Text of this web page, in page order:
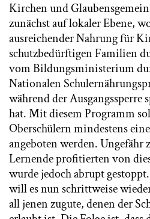
Kirchen und
zunächst auf lokaler Ebene,
ausreichender Nahrung für
schutzbedürftigen Familien
vom Bildungsministerium
Nationalen
während der Ausgangssperre
hat. Mit diesem Programm
Oberschülern mindestens
angeboten werden.
Lernende profitierten von
wurde jedoch abrupt
will es nun schrittweise
all jenen zugute, denen der